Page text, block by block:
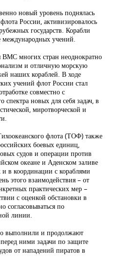
новый уровень поднялась
России, активизировалось
государств. Корабли
учений.
ВМС многих стран неоднократно
и отличную морскую
наших кораблей. В ходе
учений флот России стал
совместно с
новых для себя задач, в
миротворческой и
флота (ТОФ) также
боевых единиц,
судов и операции против
океане и Аденском заливе
в координации с кораблями
этого взаимодействия – от
практических мер –
с оценкой обстановки в
согласовываться по
линии.
выполнили и продолжают
ними задачи по защите
от нападений пиратов в